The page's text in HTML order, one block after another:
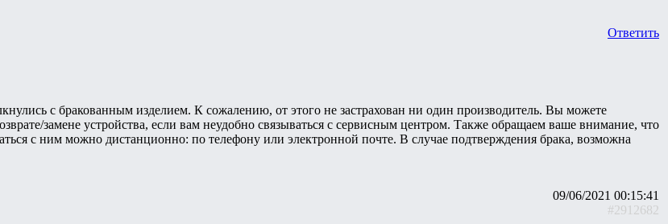
Ответить
с бракованным изделием. К сожалению, от этого не застрахован ни один производитель. Вы можете
замене устройства, если вам неудобно связываться с сервисным центром. Также обращаем ваше внимание, что
с ним можно дистанционно: по телефону или электронной почте. В случае подтверждения брака, возможна
09/06/2021 00:15:41
#2912682